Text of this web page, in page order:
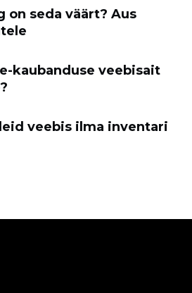
on seda väärt? Aus
kaubanduse veebisait
veebis ilma inventari